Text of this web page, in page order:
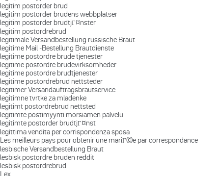
legitim postorder brud
legitim postorder brudens webbplatser
legitim postorder brudtjГ¤nster
legitim postordrebrud
legitimale Versandbestellung russische Braut
legitime Mail -Bestellung Brautdienste
legitime postordre brude tjenester
legitime postordre brudevirksomheder
legitime postordre brudtjenester
legitime postordrebrud nettsteder
legitimer Versandauftragsbrautservice
legitimne tvrtke za mladenke
legitimt postordrebrud nettsted
legitimte postimyynti morsiamen palvelu
legitimte postorder brudtjГ¤nst
legittima vendita per corrispondenza sposa
Les meilleurs pays pour obtenir une mariГ©e par correspondance
lesbische Versandbestellung Braut
lesbisk postordre bruden reddit
lesbisk postordrebrud
Lex